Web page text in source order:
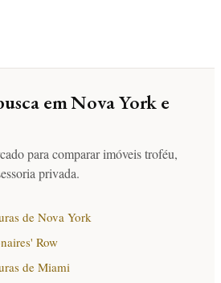
em Nova York e
para comparar imóveis troféu,
privada.
de Nova York
Row
de Miami